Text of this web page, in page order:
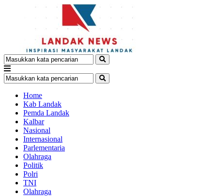
Home
Kab Landak
Pemda Landak
Kalbar
Nasional
Internasional
Parlementaria
Olahraga
Politik
Polri
TNI
Olahraga